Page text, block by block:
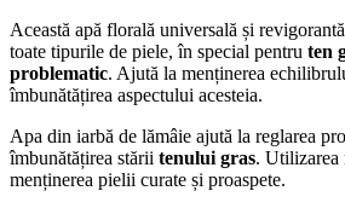
Această apă florală universală și
toate tipurile de piele, în special pentru ten
problematic. Ajută la menținerea
îmbunătățirea aspectului acesteia.
Apa din iarbă de lămâie ajută la reglarea
îmbunătățirea stării tenului gras. Utilizarea
menținerea pielii curate și proaspete.